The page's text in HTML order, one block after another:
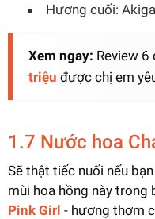
Hương cuối:
Xem ngay: Review 6
triệu được chị em
1.7 Nước hoa
Sẽ thật tiếc nuối nếu
mùi hoa hồng này trong
Pink Girl - hương thơm